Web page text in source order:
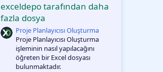
0
l
a
m
a
exceldepo tarafından daha
fazla dosya
Proje Planlayıcısı Oluşturma
Proje Planlayıcısı Oluşturma
işleminin nasıl yapılacağını
öğreten bir Excel dosyası
bulunmaktadır.